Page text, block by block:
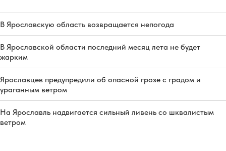
В Ярославскую область возвращается непогода
В Ярославской области последний месяц лета не будет
жарким
Ярославцев предупредили об опасной грозе с градом и
ураганным ветром
На Ярославль надвигается сильный ливень со шквалистым
ветром